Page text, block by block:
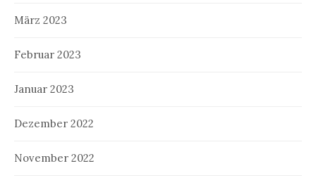
März 2023
Februar 2023
Januar 2023
Dezember 2022
November 2022